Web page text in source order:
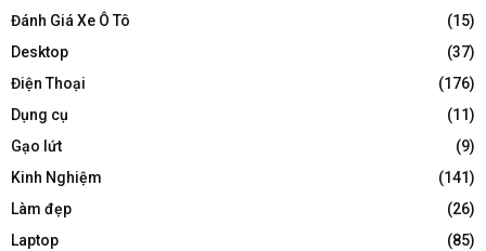
Đánh Giá Xe Ô Tô
(15)
Desktop
(37)
Điện Thoại
(176)
Dụng cụ
(11)
Gạo lứt
(9)
Kinh Nghiệm
(141)
Làm đẹp
(26)
Laptop
(85)